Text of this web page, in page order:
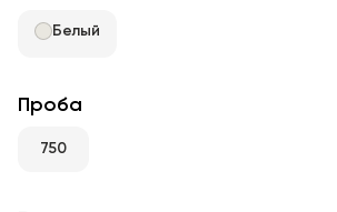
Избранное
Белый
Проба
750